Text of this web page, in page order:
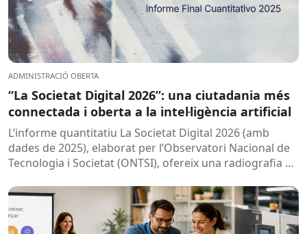
ADMINISTRACIÓ OBERTA
“La Societat Digital 2026”: una ciutadania més
connectada i oberta a la intel·ligència artificial
L’informe quantitatiu La Societat Digital 2026 (amb
dades de 2025), elaborat per l’Observatori Nacional de
Tecnologia i Societat (ONTSI), ofereix una radiografia de